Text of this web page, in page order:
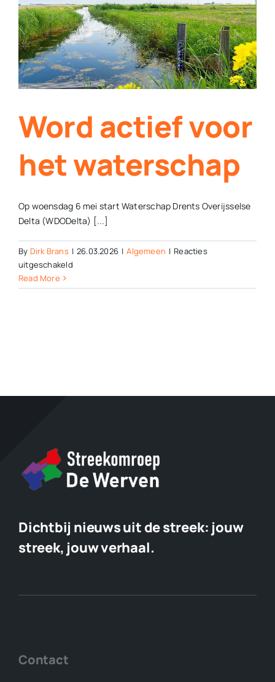
Contact
Plaats je eigen nieuws
Word actief voor
het waterschap
Op woensdag 6 mei start Waterschap Drents Overijsselse
Delta (WDODelta) [...]
By Dirk Brans | 26.03.2026 | Algemeen | Reacties
uitgeschakeldvoor
actief
Read More
Dichtbij nieuws uit de streek: jouw
streek, jouw verhaal.
Contact